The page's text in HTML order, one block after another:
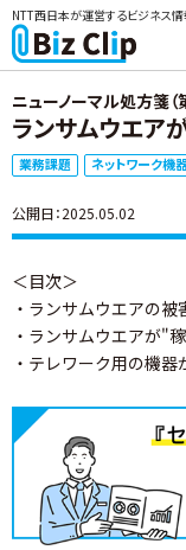
NTT西日本が運営するビジネス情
ニューノーマル処方箋（
ランサムウエア
業務課題 ネットワーク機
公開日：2025.05.02
＜目次＞
・ランサムウエアの被
・ランサムウエアが"
・テレワーク用の機